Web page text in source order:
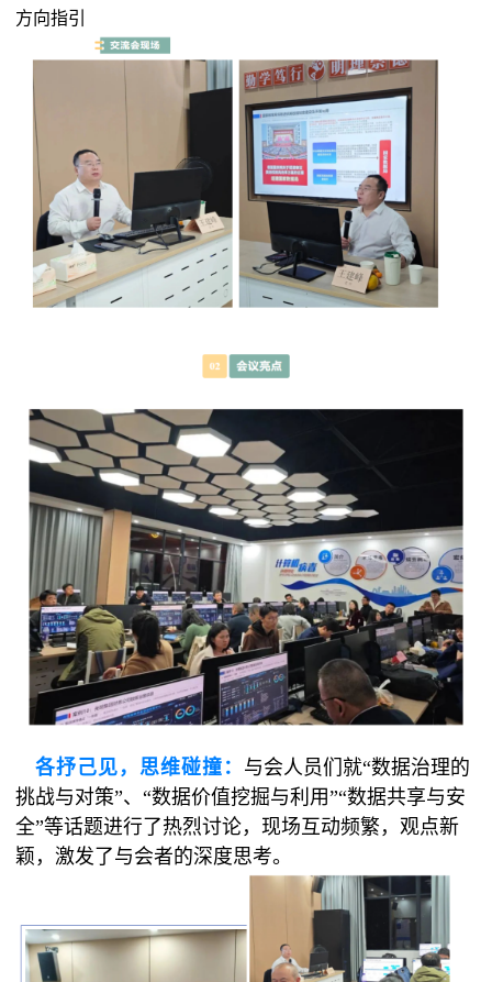
方向指引
各抒己见，思维碰撞： 与会人员们就“数据治理的
挑战与对策”、“数据价值挖掘与利用”“数据共享与安
全”等话题进行了热烈讨论，现场互动频繁，观点新
颖，激发了与会者的深度思考。